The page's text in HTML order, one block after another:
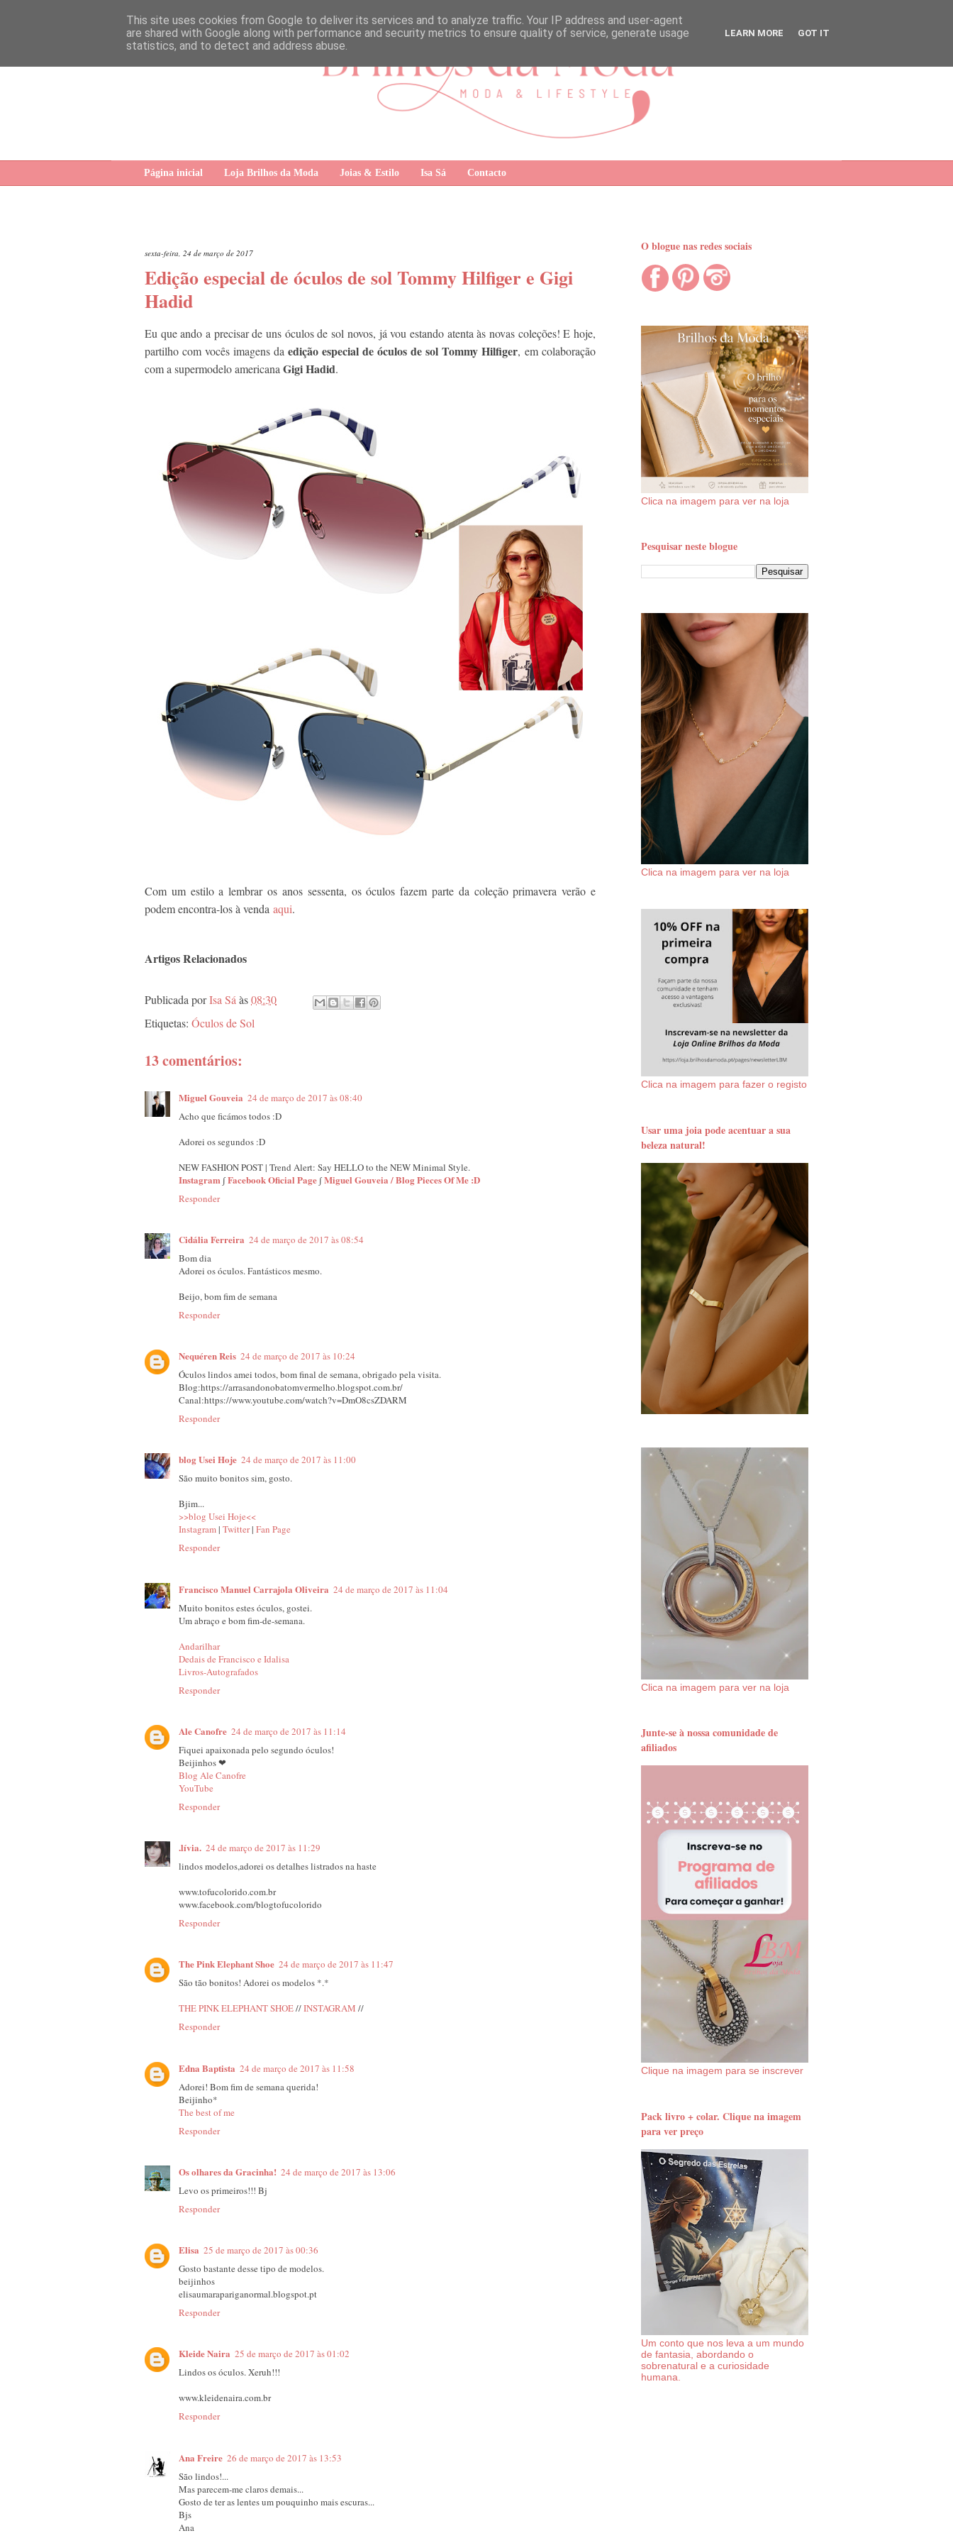
Página inicial Loja Brilhos da Moda Joias & Estilo Isa Sá Contacto
sexta-feira, 24 de março de 2017
Edição especial de óculos de sol Tommy Hilfiger e Gigi
Hadid
Eu que ando a precisar de uns óculos de sol novos, já vou estando atenta às novas coleções! E hoje,
partilho com vocês imagens da edição especial de óculos de sol Tommy Hilfiger, em colaboração
com a supermodelo americana Gigi Hadid.
Com um estilo a lembrar os anos sessenta, os óculos fazem parte da coleção primavera verão e
podem encontra-los à venda aqui.
Artigos Relacionados
Publicada porIsa Sá às08:30
Etiquetas: Óculos de Sol
13 comentários:
Miguel Gouveia 24 de março de 2017 às 08:40
Acho que ficámos todos :D
Adorei os segundos :D
NEW FASHION POST | Trend Alert: Say HELLO to the NEW Minimal Style.
Instagram ∫Facebook Oficial Page ∫Miguel Gouveia / Blog Pieces Of Me :D
Responder
Cidália Ferreira 24 de março de 2017 às 08:54
Bom dia
Adorei os óculos. Fantásticos mesmo.
Beijo, bom fim de semana
Responder
Nequéren Reis 24 de março de 2017 às 10:24
Óculos lindos amei todos, bom final de semana, obrigado pela visita.
Blog:https://arrasandonobatomvermelho.blogspot.com.br/
Canal:https://www.youtube.com/watch?v=DmO8csZDARM
Responder
blog Usei Hoje 24 de março de 2017 às 11:00
São muito bonitos sim, gosto.
Bjim...
>>blog Usei Hoje<<
Instagram| Twitter| Fan Page
Responder
Francisco Manuel Carrajola Oliveira 24 de março de 2017 às 11:04
Muito bonitos estes óculos, gostei.
Um abraço e bom fim-de-semana.
Andarilhar
Dedais de Francisco e Idalisa
Livros-Autografados
Responder
Ale Canofre 24 de março de 2017 às 11:14
Fiquei apaixonada pelo segundo óculos!
Beijinhos ❤
Blog Ale Canofre
YouTube
Responder
.lívia. 24 de março de 2017 às 11:29
lindos modelos,adorei os detalhes listrados na haste
www.tofucolorido.com.br
www.facebook.com/blogtofucolorido
Responder
The Pink Elephant Shoe 24 de março de 2017 às 11:47
São tão bonitos! Adorei os modelos *.*
THE PINK ELEPHANT SHOE//INSTAGRAM //
Responder
Edna Baptista 24 de março de 2017 às 11:58
Adorei! Bom fim de semana querida!
Beijinho*
The best of me
Responder
Os olhares da Gracinha! 24 de março de 2017 às 13:06
Levo os primeiros!!! Bj
Responder
Elisa 25 de março de 2017 às 00:36
Gosto bastante desse tipo de modelos.
beijinhos
elisaumarapariganormal.blogspot.pt
Responder
Kleide Naira 25 de março de 2017 às 01:02
Lindos os óculos. Xeruh!!!
www.kleidenaira.com.br
Responder
Ana Freire 26 de março de 2017 às 13:53
São lindos!...
Mas parecem-me claros demais...
Gosto de ter as lentes um pouquinho mais escuras...
Bjs
Ana
O blogue nas redes sociais
Clica na imagem para ver na loja
Pesquisar neste blogue
Clica na imagem para ver na loja
Clica na imagem para fazer o registo
Usar uma joia pode acentuar a sua
beleza natural!
Clica na imagem para ver na loja
Junte-se à nossa comunidade de
afiliados
Clique na imagem para se inscrever
Pack livro + colar. Clique na imagem
para ver preço
Um conto que nos leva a um mundo
de fantasia, abordando o
sobrenatural e a curiosidade
humana.
This site uses cookies from Google to deliver its services and to analyze traffic. Your IP address and user-agent
are shared with Google along with performance and security metrics to ensure quality of service, generate usage
statistics, and to detect and address abuse.
LEARN MORE GOT IT